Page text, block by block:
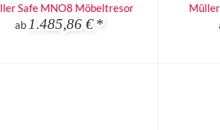
Safe MNO8 Möbeltresor
ab 1.485,86 € *